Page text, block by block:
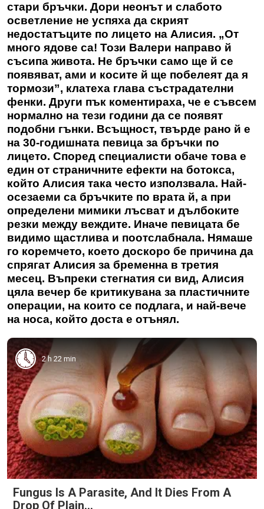
стари бръчки. Дори неонът и слабото
осветление не успяха да скрият
недостатъците по лицето на Алисия. „От
много ядове са! Този Валери направо й
съсипа живота. Не бръчки само ще й се
появяват, ами и косите й ще побелеят да я
тормози”, клатеха глава състрадателни
фенки. Други пък коментираха, че е съвсем
нормално на тези години да се появят
подобни гънки. Всъщност, твърде рано й е
на 30-годишната певица за бръчки по
лицето. Според специалисти обаче това е
един от страничните ефекти на ботокса,
който Алисия така често използвала. Най-
осезаеми са бръчките по врата й, а при
определени мимики лъсват и дълбоките
резки между веждите. Иначе певицата бе
видимо щастлива и поотслабнала. Нямаше
го коремчето, което доскоро бе причина да
спрягат Алисия за бременна в третия
месец. Въпреки стегнатия си вид, Алисия
цяла вечер бе критикувана за пластичните
операции, на които се подлага, и най-вече
на носа, който доста е отънял.
2 h 22 min
Fungus Is A Parasite, And It Dies From A
Drop Of Plain...